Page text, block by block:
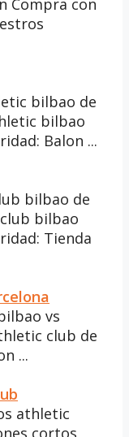
bilbao de
bilbao
Balon ...
bilbao de
bilbao
Tienda
vs
club de
...
athletic
cortos